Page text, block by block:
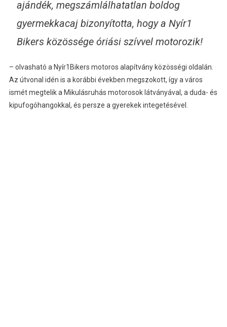
ajándék, megszámlálhatatlan boldog
gyermekkacaj bizonyította, hogy a Nyír1
Bikers közössége óriási szívvel motorozik!
– olvasható a Nyír1Bikers motoros alapítvány közösségi oldalán.
Az útvonal idén is a korábbi években megszokott, így a város
ismét megtelik a Mikulásruhás motorosok látványával, a duda- és
kipufogóhangokkal, és persze a gyerekek integetésével.